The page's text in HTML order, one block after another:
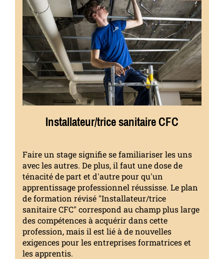
Installateur/trice sanitaire CFC
Faire un stage signifie se familiariser les uns
avec les autres. De plus, il faut une dose de
ténacité de part et d'autre pour qu'un
apprentissage professionnel réussisse. Le plan
de formation révisé "Installateur/trice
sanitaire CFC" correspond au champ plus large
des compétences à acquérir dans cette
profession, mais il est lié à de nouvelles
exigences pour les entreprises formatrices et
les apprentis.